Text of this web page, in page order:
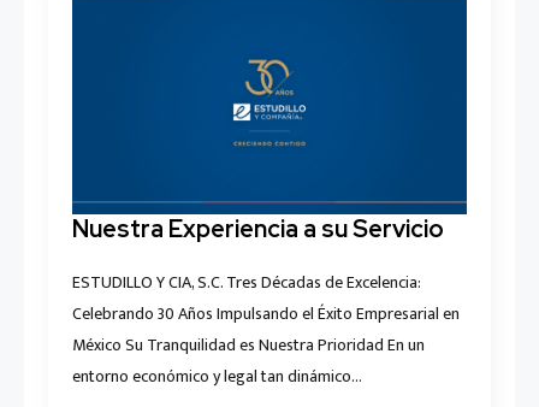
Nuestra Experiencia a su Servicio
ESTUDILLO Y CIA, S.C. Tres Décadas de Excelencia:
Celebrando 30 Años Impulsando el Éxito Empresarial en
México Su Tranquilidad es Nuestra Prioridad En un
entorno económico y legal tan dinámico…